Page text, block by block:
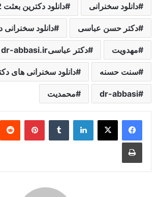
دانلود سخنرانی دانلود دکترین بعثت 2
دکتر حسن عباسی دانلود
مهدویت دکتر عباسیdr-abbasi.ir
سنت حسنه دانلود سخنرانی های
dr-abbasi محمدیت
لینکدین ‫تامبلر ‫پین‌ترست
چاپ